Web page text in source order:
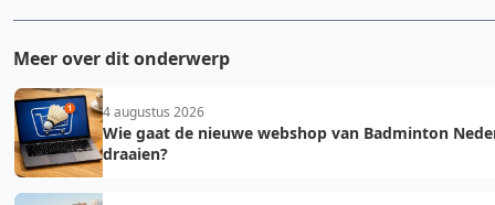
Meer over dit onderwerp
4 augustus 2026
Wie gaat de nieuwe webshop van Badminton
draaien?